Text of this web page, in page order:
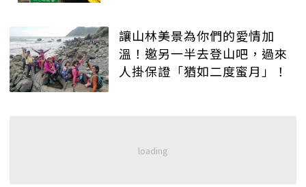
讓山林美景為你們的愛情加
溫！邀另一半去登山吧，過來
人掛保證「猶如二度蜜月」！